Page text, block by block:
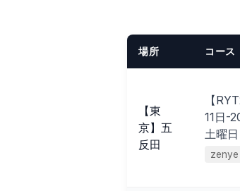
場所 コース
【東
京】五
反田
【
11日-
土曜
zenye